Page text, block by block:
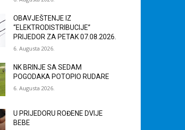
OBAVJEŠTENJE IZ
“ELEKTRODISTRIBUCIJE”
PRIJEDOR ZA PETAK 07.08.2026.
6. Augusta 2026.
NK BRINJE SA SEDAM
POGODAKA POTOPIO RUDARE
6. Augusta 2026.
U PRIJEDORU ROĐENE DVIJE
BEBE